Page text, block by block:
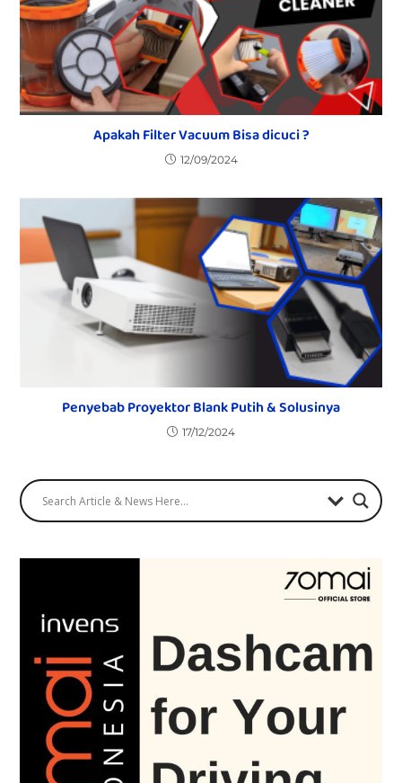
Apakah Filter Vacuum Bisa dicuci ?
12/09/2024
Penyebab Proyektor Blank Putih & Solusinya
17/12/2024